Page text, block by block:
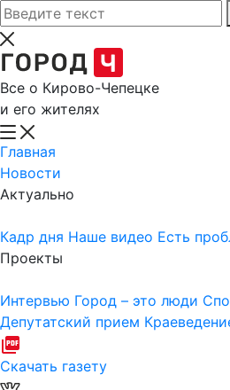
Все о Кирово-Чепецке
и его жителях
Главная
Новости
Актуально
Кадр дня Наше видео Есть
Проекты
Интервью Город – это люди
Депутатский прием
Скачать газету